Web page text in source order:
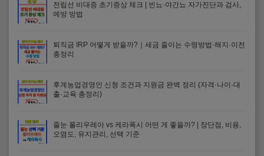
전립선 비대증 초기증상 체크 | 빈뇨·야간뇨 자가진단과 검사,
예방 방법
퇴직금 IRP 어떻게 받을까?｜세금 줄이는 수령방법·해지·이전
총정리
후계농업경영인 신청 조건과 지원금 완벽 정리 (자격·나이·대
출·교육 총정리)
줄눈 폴리우레아 vs 케라폭시 어떤 게 좋을까? | 장단점, 비용,
오염도, 유지관리, 선택 기준